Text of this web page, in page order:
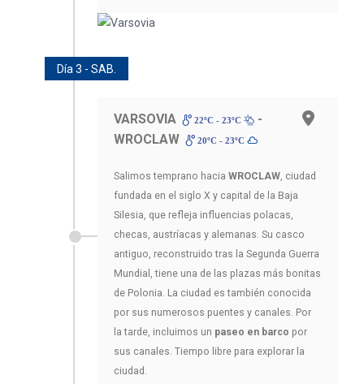
Día 3 - SAB.
VARSOVIA 22ºC - 23ºC
-
WROCLAW
20ºC - 23ºC
Salimos temprano hacia WROCLAW , ciudad
fundada en el siglo X y capital de la Baja
Silesia, que refleja influencias polacas,
checas, austríacas y alemanas. Su casco
antiguo, reconstruido tras la Segunda Guerra
Mundial, tiene una de las plazas más bonitas
de Polonia. La ciudad es también conocida
por sus numerosos puentes y canales. Por
la tarde, incluimos un paseo en barco por
sus canales. Tiempo libre para explorar la
ciudad.